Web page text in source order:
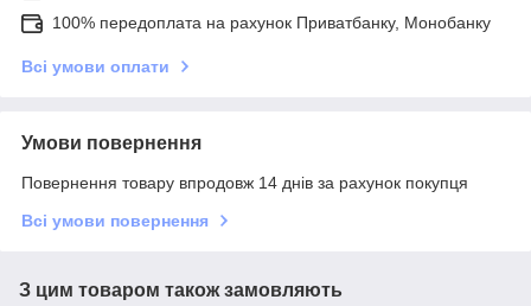
100% передоплата на рахунок Приватбанку, Монобанку
Всі умови оплати
Умови повернення
Повернення товару впродовж 14 днів за рахунок покупця
Всі умови повернення
З цим товаром також замовляють